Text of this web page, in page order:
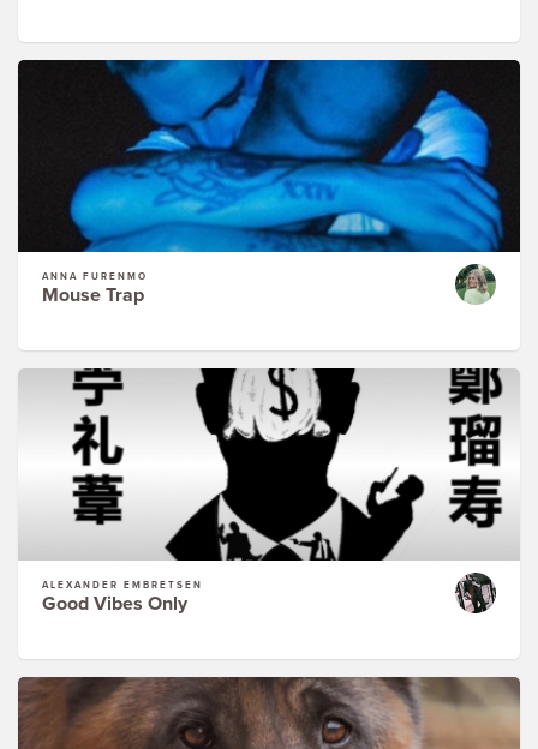
ANNA FURENMO
Mouse Trap
ALEXANDER EMBRETSEN
Good Vibes Only